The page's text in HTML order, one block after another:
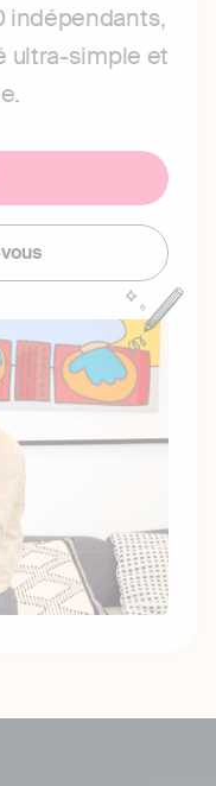
indépendants,
ultra-simple et